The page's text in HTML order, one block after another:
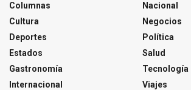
Columnas
Cultura
Deportes
Estados
Gastronomía
Internacional
Nacional
Negocios
Política
Salud
Tecnología
Viajes